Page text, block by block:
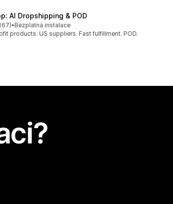
AI Dropshipping & POD
recenzí: 1167
•Bezplatná instalace
products. US suppliers. Fast fulfillment. POD.